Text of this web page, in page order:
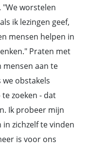
"We worstelen
ik lezingen geef,
mensen helpen in
Praten met
mensen aan te
obstakels
zoeken - dat
Ik probeer mijn
zichzelf te vinden
is voor ons